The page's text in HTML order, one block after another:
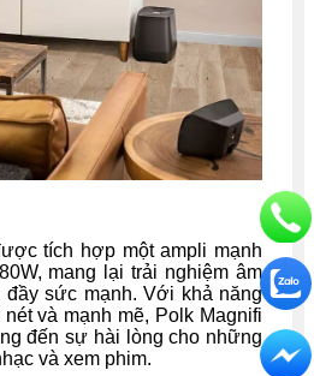
tích hợp một ampli mạnh
mang lại trải nghiệm âm
đầy sức mạnh. Với khả năng
và mạnh mẽ, Polk Magnifi
đến sự hài lòng cho những
và xem phim.